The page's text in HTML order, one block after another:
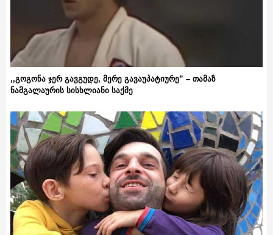
,,გოგონა ჯერ გავგუდე, მერე გავაუპატიურე” – თამაზ
ნამგალაურის სისხლიანი საქმე